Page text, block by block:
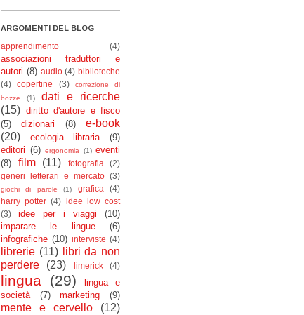
ARGOMENTI DEL BLOG
apprendimento (4)
associazioni traduttori e
autori (8) audio (4) biblioteche
(4)
copertine (3)
correzione di
bozze
(1)
dati e ricerche
(15) diritto d'autore e fisco
(5)
dizionari (8)
e-book
(20)
ecologia libraria
(9)
editori (6) ergonomia (1) eventi
(8)
film (11) fotografia
(2)
generi letterari e mercato (3)
giochi di parole (1) grafica
(4)
harry potter (4) idee low cost
(3)
idee per i viaggi
(10)
imparare le lingue
(6)
infografiche (10) interviste (4)
librerie (11)
libri da non
perdere
(23) limerick (4)
lingua (29)
lingua e
società
(7) marketing (9)
mente e cervello (12)